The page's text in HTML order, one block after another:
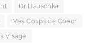
Dr Hauschka
Mes Coups de Coeur
Visage